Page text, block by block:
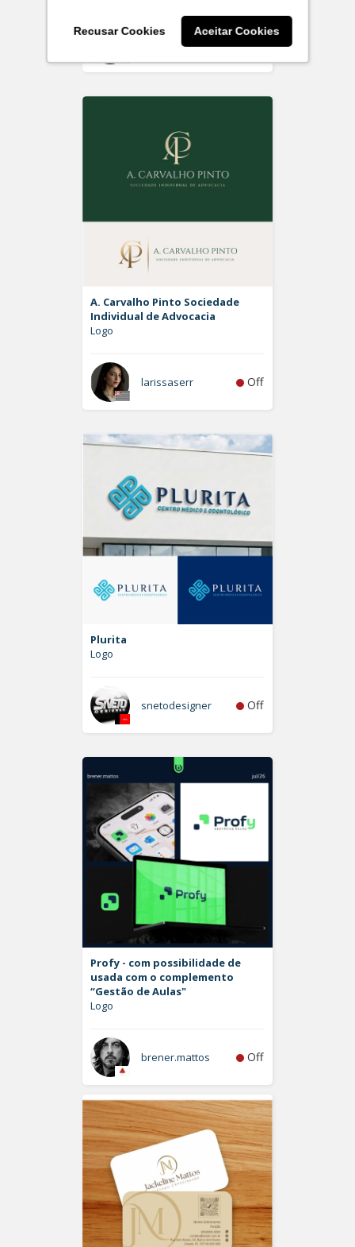
Recusar Cookies Aceitar Cookies
Rdesign SM Off
A. Carvalho Pinto Sociedade
Individual de Advocacia
Logo
larissaserr Off
Plurita
Logo
snetodesigner Off
Profy - com possibilidade de
usada com o complemento
“Gestão de Aulas"
Logo
brener.mattos Off